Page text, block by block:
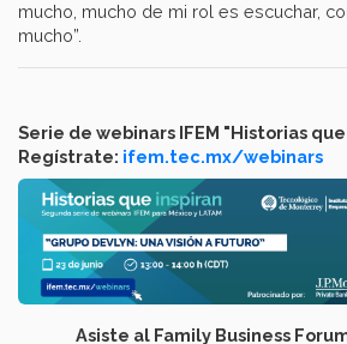
mucho, mucho de mi rol es escuchar,
mucho”.
Serie de webinars IFEM "Historias
Regístrate: ifem.tec.mx/webinars
Asiste al Family Business